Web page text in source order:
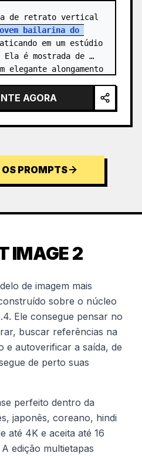
de retrato vertical
bailarina do
em um estúdio
é mostrada de
elegante alongamento
AGORA
PROMPTS
IMAGE 2
de imagem mais
sobre o núcleo
Ele consegue pensar no
buscar referências na
e autoverificar a saída, de
de perto suas
perfeito dentro da
japonês, coreano, hindi
até 4K e aceita até 16
edição multietapas